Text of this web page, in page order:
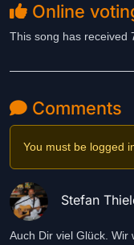
Online
This song has received
Comments
You must be logged
Stefan
Auch Dir viel Glück. Wir